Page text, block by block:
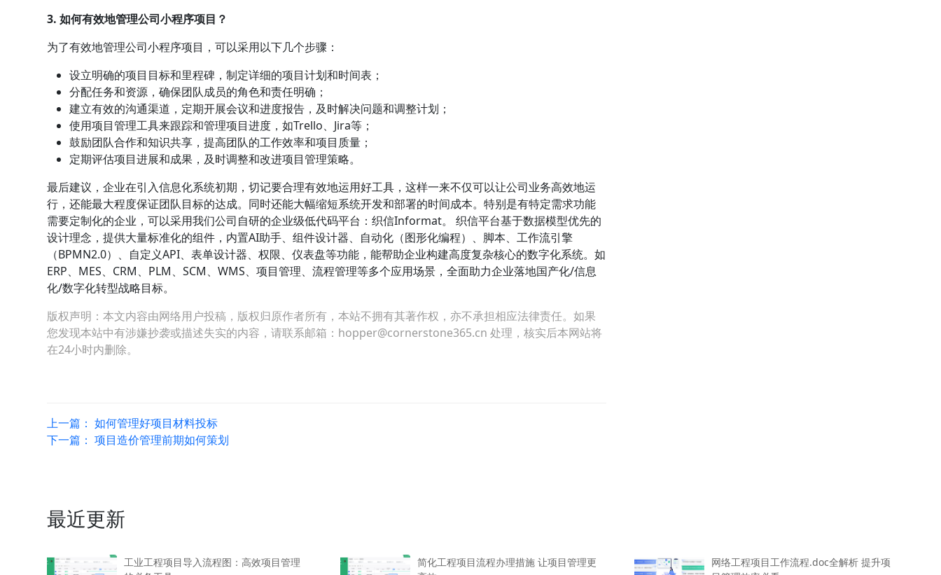
3. 如何有效地管理公司小程序项目？
为了有效地管理公司小程序项目，可以采用以下几个步骤：
设立明确的项目目标和里程碑，制定详细的项目计划和时间表；
分配任务和资源，确保团队成员的角色和责任明确；
建立有效的沟通渠道，定期开展会议和进度报告，及时解决问题和调整计划；
使用项目管理工具来跟踪和管理项目进度，如Trello、Jira等；
鼓励团队合作和知识共享，提高团队的工作效率和项目质量；
定期评估项目进展和成果，及时调整和改进项目管理策略。
最后建议，企业在引入信息化系统初期，切记要合理有效地运用好工具，这样一来不仅可以让公司业务高效地运
行，还能最大程度保证团队目标的达成。同时还能大幅缩短系统开发和部署的时间成本。特别是有特定需求功能
需要定制化的企业，可以采用我们公司自研的企业级低代码平台：织信Informat。 织信平台基于数据模型优先的
设计理念，提供大量标准化的组件，内置AI助手、组件设计器、自动化（图形化编程）、脚本、工作流引擎
（BPMN2.0）、自定义API、表单设计器、权限、仪表盘等功能，能帮助企业构建高度复杂核心的数字化系统。如
ERP、MES、CRM、PLM、SCM、WMS、项目管理、流程管理等多个应用场景，全面助力企业落地国产化/信息
化/数字化转型战略目标。
版权声明：本文内容由网络用户投稿，版权归原作者所有，本站不拥有其著作权，亦不承担相应法律责任。如果
您发现本站中有涉嫌抄袭或描述失实的内容，请联系邮箱：hopper@cornerstone365.cn 处理，核实后本网站将
在24小时内删除。
上一篇：如何管理好项目材料投标
下一篇：项目造价管理前期如何策划
最近更新
工业工程项目导入流程图：高效项目管理
简化工程项目流程办理措施 让项目管理更
网络工程项目工作流程.doc全解析 提升项